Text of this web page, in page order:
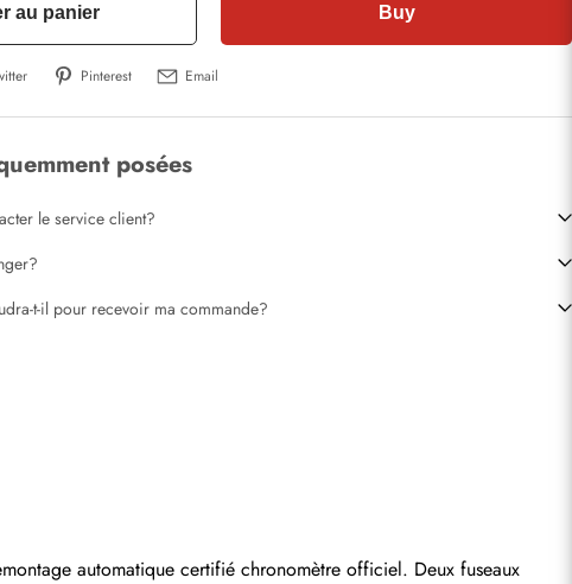
au panier Buy
Pinterest Email
posées
le service client?
t-il pour recevoir ma commande?
automatique certifié chronomètre officiel. Deux fuseaux